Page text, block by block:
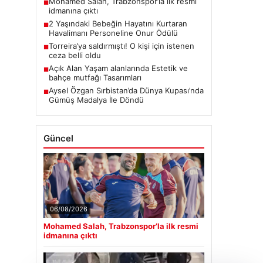
■
idmanına çıktı
■2 Yaşındaki Bebeğin Hayatını Kurtaran
Havalimanı Personeline Onur Ödülü
■Torreira’ya saldırmıştı! O kişi için istenen
ceza belli oldu
■Açık Alan Yaşam alanlarında Estetik ve
bahçe mutfağı Tasarımları
■Aysel Özgan Sırbistan’da Dünya Kupası’nda
Gümüş Madalya İle Döndü
Güncel
06/08/2026
Mohamed Salah, Trabzonspor’la ilk resmi
idmanına çıktı